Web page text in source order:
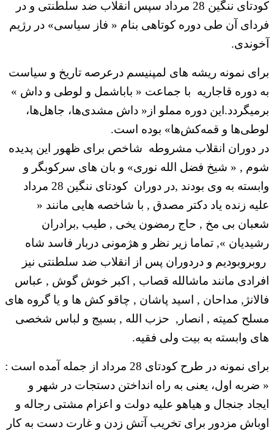
کودتای ننگین 28 مرداد سپس انقلاب ضد سلطنتی و در
فردای آن طی دوره کوتاهی بنام « فاز سیاسی» در رژیم
آخوندی.
برای نمونه ریشه های لمپنیسم درعرصه تاریخ و سیاست
به دوره قاجاریه با جماعت « باباشمل و لوطی و داش »
برمیگردد.این دوره مملو از« داش مشدی‌ها، جاهل‌‌ها،
لوطی‌ها و قمه‌کش‌ها» بوده است.
در دوران انقلاب مشروطه شاخص برای ظهور این پدیده
شوم , « شیخ فضل الله نوری» و بان های سرکوبگر و
وابسته به وی بودند ,در دوران کودتای ننگین 28 مرداد
علیه زنده یاد دکتر مصدق , با شاخصه هایی مانند «
شعبان بی مخ , حاج رمضون یخی , طیب ,برادران
رشیدیان », تماما زیر نظر و هژمونی دربار فاسد شاه
روبروبودیم و دردوران پس از انقلاب ضد سلطنتی نیز
افرادی مانند ماشالله قصاب , اکبر خوش گوش , عباس
فالانژ, مداحان , اسید پاشان , چاقو کش ها و یا گروه های
مسلح کمیته , انصار, حزب الله , بسیج و لباس شخصی
های وابسته به بیت ولی فقیه.
برای نمونه در طرح کودتای 28 مرداد از جمله آمده است :
« ضربه اول، یعنی به راه انداختن دستجات در شهر و
ایجاد جنجال و هیاهو علیه دولت و اعزام مشتی رجاله و
اوباش مزدور برای تخریب آتش زدن و غارت دست به کار